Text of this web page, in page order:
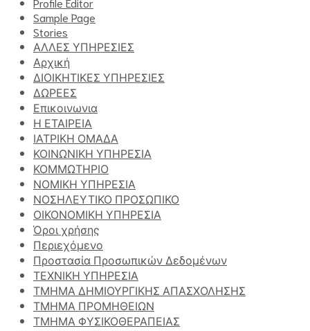
Sample Page
Stories
ΑΛΛΕΣ ΥΠΗΡΕΣΙΕΣ
Αρχική
ΔΙΟΙΚΗΤΙΚΕΣ ΥΠΗΡΕΣΙΕΣ
ΔΩΡΕΕΣ
Επικοινωνια
Η ΕΤΑΙΡΕΙΑ
ΙΑΤΡΙΚΗ ΟΜΑΔΑ
ΚΟΙΝΩΝΙΚΗ ΥΠΗΡΕΣΙΑ
ΚΟΜΜΩΤΗΡΙΟ
ΝΟΜΙΚΗ ΥΠΗΡΕΣΙΑ
ΝΟΣΗΛΕΥΤΙΚΟ ΠΡΟΣΩΠΙΚΟ
ΟΙΚΟΝΟΜΙΚΗ ΥΠΗΡΕΣΙΑ
Όροι χρήσης
Περιεχόμενο
Προστασία Προσωπικών Δεδομένων
ΤΕΧΝΙΚΗ ΥΠΗΡΕΣΙΑ
ΤΜΗΜΑ ΔΗΜΙΟΥΡΓΙΚΗΣ ΑΠΑΣΧΟΛΗΣΗΣ
ΤΜΗΜΑ ΠΡΟΜΗΘΕΙΩΝ
ΤΜΗΜΑ ΦΥΣΙΚΟΘΕΡΑΠΕΙΑΣ